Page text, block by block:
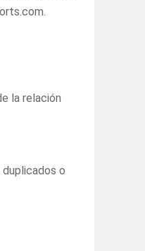
la relación
o